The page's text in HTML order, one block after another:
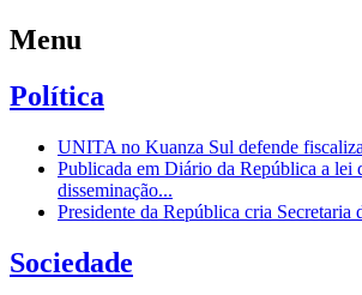
Menu
Política
UNITA no Kuanza Sul defende
Publicada em Diário da República a lei
disseminação...
Presidente da República cria Secretaria
Sociedade